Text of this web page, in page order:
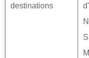
destinations